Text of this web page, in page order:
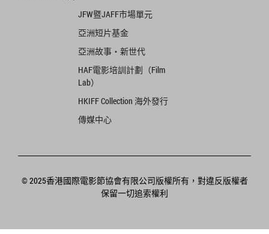
JFW暨JAFF市場單元
亞洲短片基金
亞洲故事‧新世代
HAF電影培訓計劃（Film
Lab）
HKIFF Collection 海外發行
傳媒中心
© 2025香港國際電影節協會有限公司版權所有，對違反版權者
保留一切追索權利